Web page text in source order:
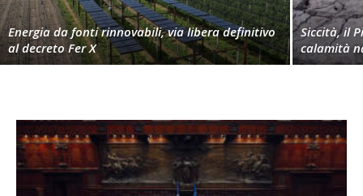
Energia da fonti rinnovabili, via libera definitivo
al decreto Fer X
Siccità, il
calamità